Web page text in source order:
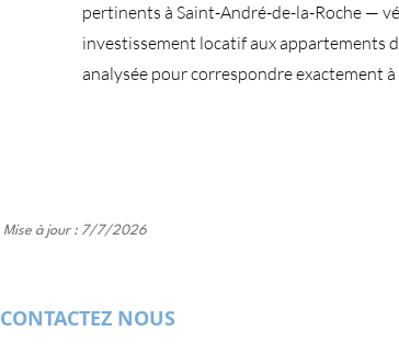
pertinents à Saint-André-de-la-Roche —
investissement locatif aux appartements
analysée pour correspondre exactement
Mise à jour : 7/7/2026
CONTACTEZ NOUS